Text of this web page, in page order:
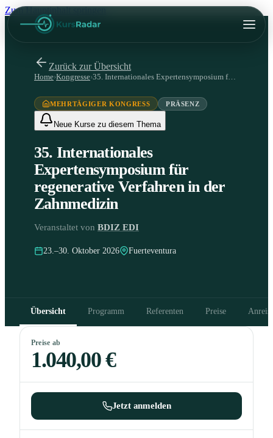
Zum Hauptinhalt springen
Zurück zur Übersicht
Home›Kongresse› 35. Internationales Expertensymposium für regenerative Verfahren in der Zahnmedizin
MEHRTÄGIGER KONGRESS PRÄSENZ
Neue Kurse zu diesem Thema
35. Internationales
Expertensymposium für
regenerative Verfahren in der
Zahnmedizin
Veranstaltet von BDIZ EDI
23.–30. Oktober 2026 Fuerteventura
Übersicht Programm Referenten Preise
Preise ab
1.040,00 €
Jetzt anmelden